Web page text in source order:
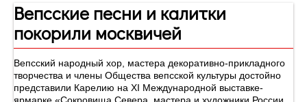
Вепсские песни и калитки
покорили москвичей
Вепсский народный хор, мастера декоративно-прикладного
творчества и члены Общества вепсской культуры достойно
представили Карелию на XI Международной выставке-